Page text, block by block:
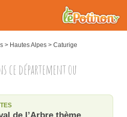
> Hautes Alpes> Caturige
ce département ou